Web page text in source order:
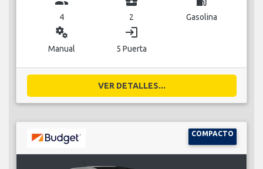
4 2 Gasolina
miscellaneous_services
Manual
login
5 Puerta
VER DETALLES...
COMPACTO